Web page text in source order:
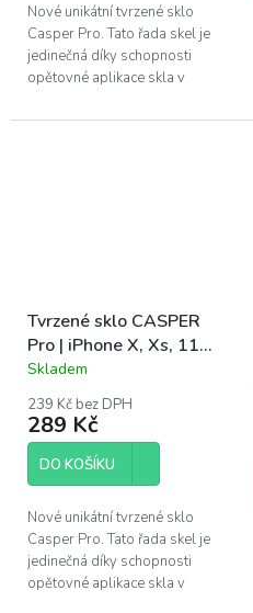
hvězdiček.
Nové unikátní tvrzené sklo
Casper Pro. Tato řada skel je
jedinečná díky schopnosti
opětovné aplikace skla v
nainstalování. Pokud se po
Tvrzené sklo CASPER
Pro | iPhone X, Xs, 11
Pro
Průměrné
produktu
je
5,0
hvězdiček.
Skladem
239 Kč bez DPH
289 Kč
DO KOŠÍKU
Nové unikátní tvrzené sklo
Casper Pro. Tato řada skel je
jedinečná díky schopnosti
opětovné aplikace skla v